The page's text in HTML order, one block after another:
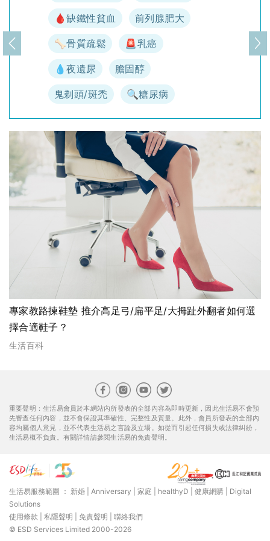
🩸缺鐵性貧血 前列腺肥大
🦴骨質疏鬆 🚨乳癌
💧夜遺尿 膽固醇
鬼剃頭/斑禿 🔍糖尿病
上一頁 下
專家教路揀鞋墊 推介高足弓/扁平足/大拇趾外翻者如何選
擇合適鞋子？
生活百科
重要聲明：生活易會員於本網站內所發表的全部內容為即時更新，因此生活易不會預
先審查任何內容，並不會保證其準確性、完整性及質量。此外，會員所發表的全部內
容均屬個人意見，並不代表生活易之言論及立場。如從而引起任何損失或法律糾紛，
生活易概不負責。有關詳情請參閱生活易的免責聲明。
生活易服務範圍 ： 新婚 Anniversary 家庭 healthyD 健康網購
Digital
Solutions
使用條款
私隱聲明 免責聲明
聯絡我們
© ESD Services Limited 2000-2026